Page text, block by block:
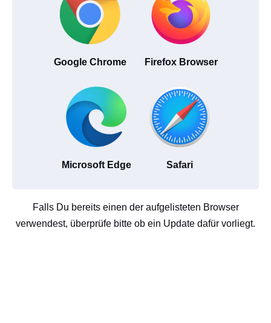
Google Chrome Firefox Browser
Microsoft Edge Safari
Falls Du bereits einen der aufgelisteten Browser
verwendest, überprüfe bitte ob ein Update dafür vorliegt.